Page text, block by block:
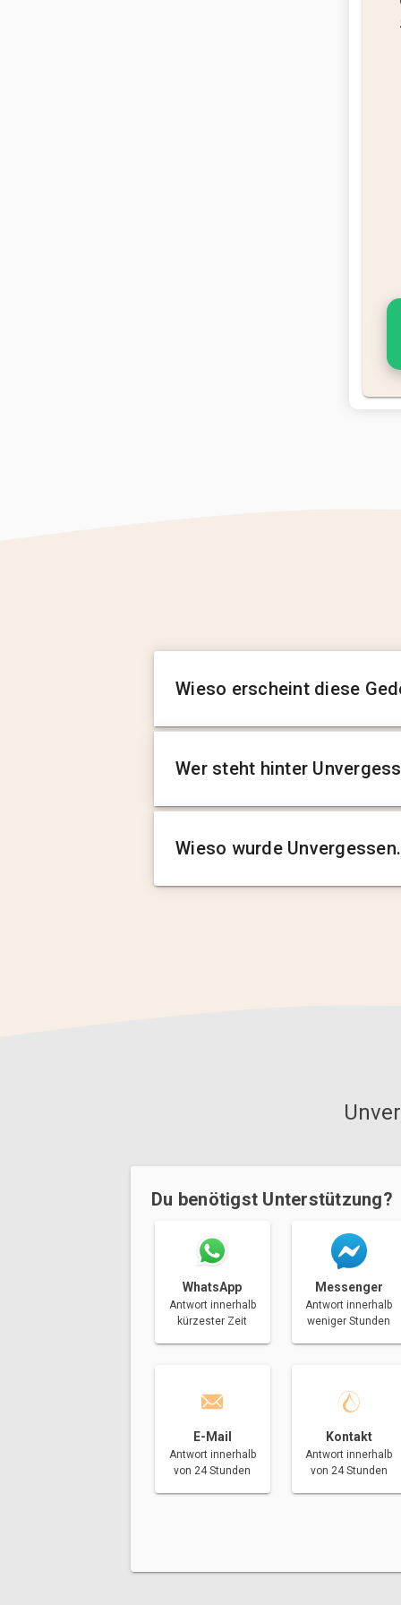
Wieso erscheint diese
Wer steht hinter
Wieso wurde
Du benötigst Unterstützung?
WhatsApp
Antwort innerhalb
kürzester Zeit
Messenger
Antwort innerhalb
weniger Stunden
E-Mail
Antwort innerhalb
von 24 Stunden
Kontakt
Antwort innerhalb
von 24 Stunden